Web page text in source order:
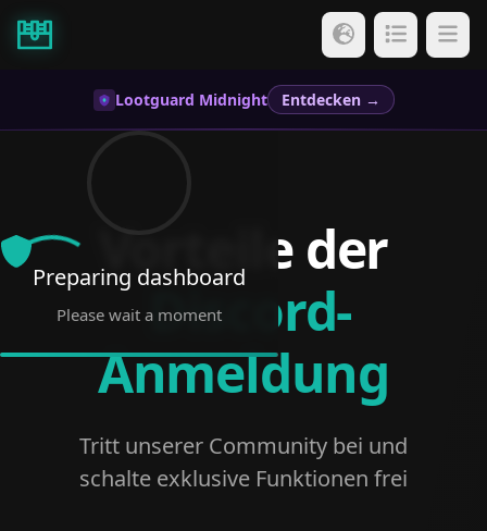
Lootguard Midnight Entdecken →
Preparing dashboard
Please wait a moment
Vorteile der
Discord-
Anmeldung
Tritt unserer Community bei und
schalte exklusive Funktionen frei